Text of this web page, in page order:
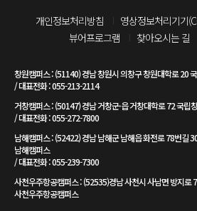
개인정보처리방침
영상정보처리기기
뷰어프로그램
찾아오시는 길
창원캠퍼스 : (51140) 경남 창원시 의창구 창원대학로 20
/ 대표전화 : 055-213-2114
거창캠퍼스 : (50147) 경남 거창군·읍 거창대학로 72 국립
/ 대표전화 : 055-272-7800
남해캠퍼스 : (52422) 경남 남해군 남해읍 화전로 78번길
남해캠퍼스
/ 대표전화 : 055-239-7300
사천우주항공캠퍼스 : (52535)경남 사천시 사남면 방지로
사천우주항공캠퍼스